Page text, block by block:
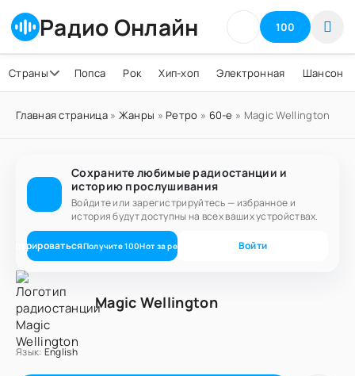
Радио Онлайн 100
Страны Попса Рок Хип-хоп Электронная Шансон
Главная страница» Жанры » Ретро » 60-е » Magic Wellington
Сохраните любимые радиостанции и
историю прослушивания
Войдите или зарегистрируйтесь — избранное и
история будут доступны на всех ваших устройствах.
Получите100Нот за регистрацию Войти
Magic Wellington
Язык: English